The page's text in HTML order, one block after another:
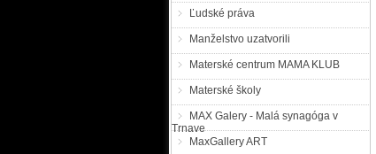
Ľudské práva
Manželstvo uzatvorili
Materské centrum MAMA KLUB
Materské školy
MAX Galery - Malá synagóga v
Trnave
MaxGallery ART